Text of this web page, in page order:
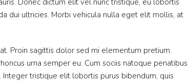
Donec dictum elit vel nunc tristique, eu lobortis
dui ultricies. Morbi vehicula nulla eget elit mollis, at
Proin sagittis dolor sed mi elementum pretium.
urna semper eu. Cum sociis natoque penatibus
tristique elit lobortis purus bibendum, quis